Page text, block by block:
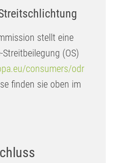
stellt eine
(OS)
consumers/odr
finden sie oben im